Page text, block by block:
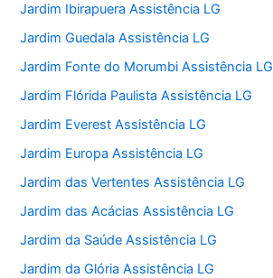
Jardim Ibirapuera Assistência LG
Jardim Guedala Assistência LG
Jardim Fonte do Morumbi Assistência LG
Jardim Flórida Paulista Assistência LG
Jardim Everest Assistência LG
Jardim Europa Assistência LG
Jardim das Vertentes Assistência LG
Jardim das Acácias Assistência LG
Jardim da Saúde Assistência LG
Jardim da Glória Assistência LG